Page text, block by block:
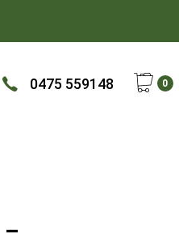
0475 559148 0
–